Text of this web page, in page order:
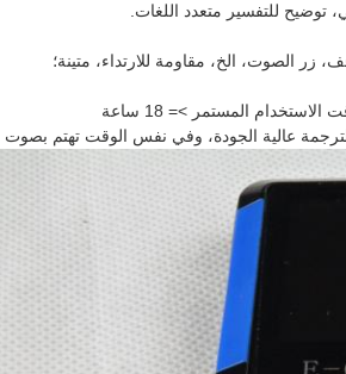
توضيح للتفسير متعدد اللغات.